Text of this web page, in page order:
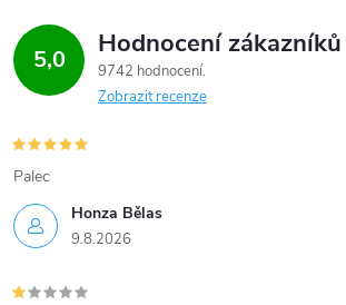
ý
p
i
s
u
5,0 Hodnocení zákazníků
9742 hodnocení
Zobrazit recenze
Honza Bělas
9.8.2026
Palec